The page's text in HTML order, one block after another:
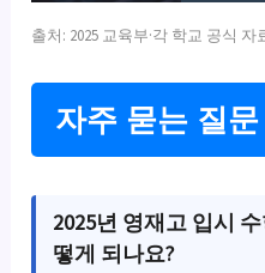
출처: 2025 교육부·각 학교 공식 자
자주 묻는 질
2025년 영재고 입시
떻게 되나요?